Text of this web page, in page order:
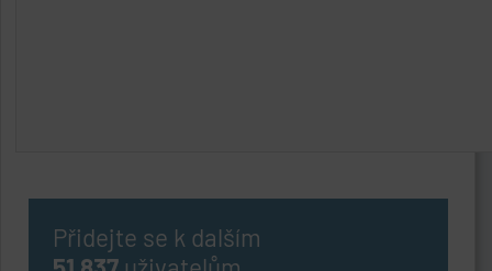
Přidejte se k dalším